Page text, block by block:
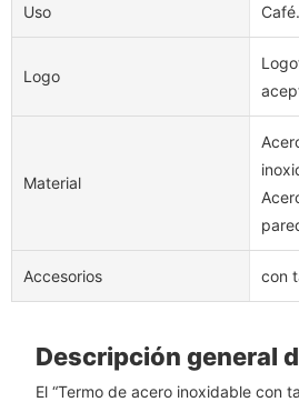
Uso
Logo
Material
Accesorios con
Descripción general
El “Termo de acero inoxidable con